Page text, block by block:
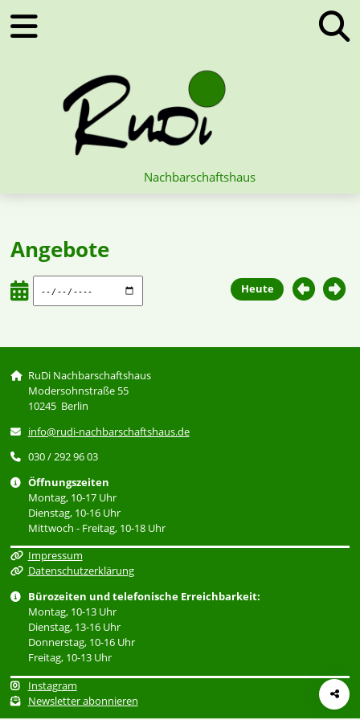
Nachbarschaftshaus
Angebote
Heute
RuDi Nachbarschaftshaus
Modersohnstraße 55
10245 Berlin
info@rudi-nachbarschaftshaus.de
030 / 292 96 03
Öffnungszeiten
Montag, 10-17 Uhr
Dienstag, 10-16 Uhr
Mittwoch - Freitag, 10-18 Uhr
Impressum
Datenschutzerklärung
Bürozeiten und telefonische Erreichbarkeit:
Montag, 10-13 Uhr
Dienstag, 13-16 Uhr
Donnerstag, 10-16 Uhr
Freitag, 10-13 Uhr
Instagram
Newsletter abonnieren